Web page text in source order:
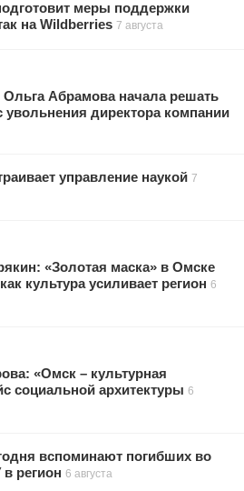
меры поддержки
на Wildberries 7 августа
Абрамова начала решать
директора компании
управление наукой 7
«Золотая маска» в Омске
культура усиливает регион 6
«Омск – культурная
социальной архитектуры 6
вспоминают погибших во
регион 6 августа